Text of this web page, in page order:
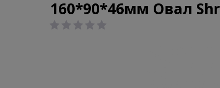
160*90*46мм Овал